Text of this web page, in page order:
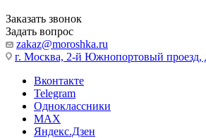
Заказать звонок
Задать вопрос
zakaz@moroshka.ru
г. Москва, 2-й Южнопортовый проезд,
Вконтакте
Telegram
Одноклассники
MAX
Яндекс.Дзен